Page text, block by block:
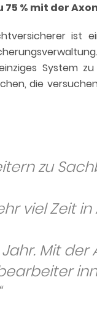
75 % mit der
ist
System
die
zu
viel Zeit
Mit der